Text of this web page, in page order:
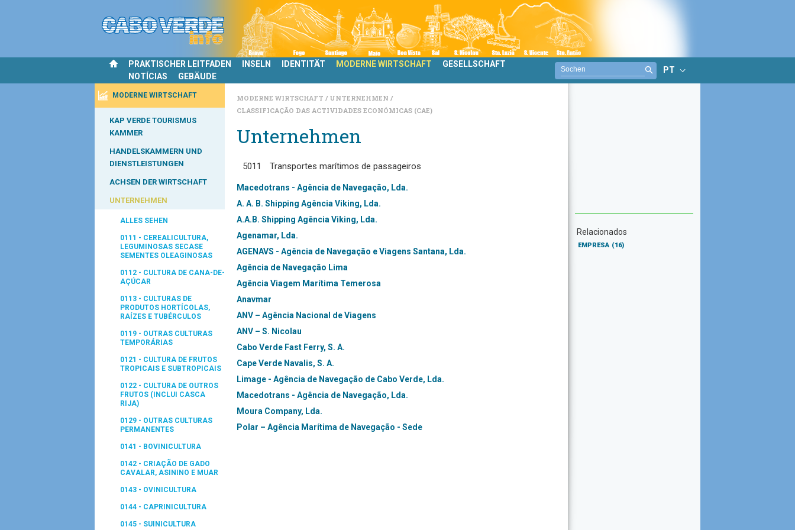
PRAKTISCHER LEITFADEN INSELN IDENTITÄT MODERNE WIRTSCHAFT
GESELLSCHAFT
NOTÍCIAS
GEBÄUDE
PT
MODERNE WIRTSCHAFT
KAP VERDE TOURISMUS
KAMMER
HANDELSKAMMERN UND
DIENSTLEISTUNGEN
ACHSEN DER WIRTSCHAFT
UNTERNEHMEN
ALLES SEHEN
0111 - CEREALICULTURA,
LEGUMINOSAS SECASE
SEMENTES OLEAGINOSAS
0112 - CULTURA DE CANA-DE-
AÇÚCAR
0113 - CULTURAS DE
PRODUTOS HORTÍCOLAS,
RAÍZES E TUBÉRCULOS
0119 - OUTRAS CULTURAS
TEMPORÁRIAS
0121 - CULTURA DE FRUTOS
TROPICAIS E SUBTROPICAIS
0122 - CULTURA DE OUTROS
FRUTOS (INCLUI CASCA
RIJA)
0129 - OUTRAS CULTURAS
PERMANENTES
0141 - BOVINICULTURA
0142 - CRIAÇÃO DE GADO
CAVALAR, ASININO E MUAR
0143 - OVINICULTURA
0144 - CAPRINICULTURA
0145 - SUINICULTURA
MODERNE WIRTSCHAFT
UNTERNEHMEN
CLASSIFICAÇÃO DAS ACTIVIDADES ECONÓMICAS (CAE)
Unternehmen
5011 Transportes marítimos de passageiros
Macedotrans - Agência de Navegação, Lda.
A. A. B. Shipping Agência Viking, Lda.
A.A.B. Shipping Agência Viking, Lda.
Agenamar, Lda.
AGENAVS - Agência de Navegação e Viagens Santana, Lda.
Agência de Navegação Lima
Agência Viagem Marítima Temerosa
Anavmar
ANV – Agência Nacional de Viagens
ANV – S. Nicolau
Cabo Verde Fast Ferry, S. A.
Cape Verde Navalis, S. A.
Limage - Agência de Navegação de Cabo Verde, Lda.
Macedotrans - Agência de Navegação, Lda.
Moura Company, Lda.
Polar – Agência Marítima de Navegação - Sede
Relacionados
EMPRESA (16)